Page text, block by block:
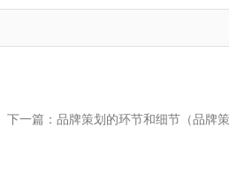
下一篇： 品牌策划的环节和细节（品牌